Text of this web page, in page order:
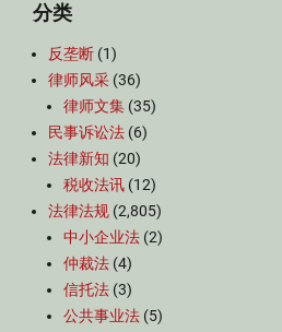
分类
反垄断 (1)
律师风采 (36)
律师文集 (35)
民事诉讼法 (6)
法律新知 (20)
税收法讯 (12)
法律法规 (2,805)
中小企业法 (2)
仲裁法 (4)
信托法 (3)
公共事业法 (5)